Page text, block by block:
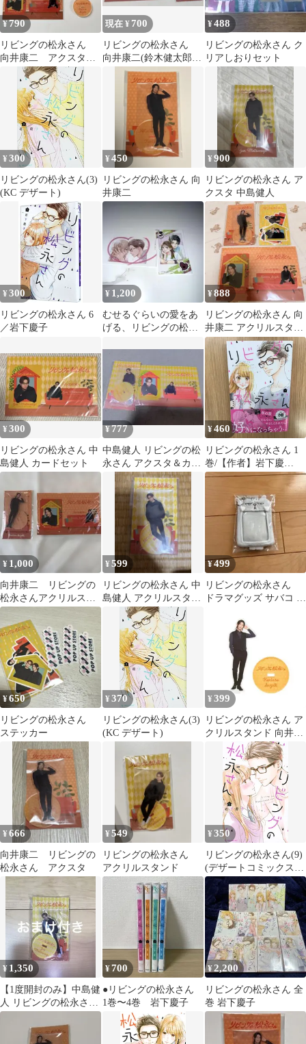
¥790
リビングの松永さん
向井康二 アクスタ&
クリアカード
現在 ¥ 700
リビングの松永さん
向井康二(鈴木健太郎)
アクリルスタンド カ
¥488
リビングの松永さん ク
リアしおりセット
¥300
リビングの松永さん(3)
(KC デザート)
¥450
リビングの松永さん 向
井康二
¥900
リビングの松永さん ア
クスタ 中島健人
¥300
リビングの松永さん 6
／岩下慶子
¥ 1,200
むせるぐらいの愛をあ
げる、リビングの松永
¥888
リビングの松永さん 向
井康二 アクリルスタン
ド ステッカー
¥300
リビングの松永さん 中
島健人 カードセット
¥777
中島健人 リビングの松
永さん アクスタ＆カー
ドセット
¥460
リビングの松永さん 1
巻/【作者】岩下慶
子/GF-0226052645-
¥ 1,000
向井康二 リビングの
松永さんアクリルスタ
ンド
¥599
リビングの松永さん 中
島健人 アクリルスタン
¥499
リビングの松永さん
ドラマグッズ サバコ カ
¥650
リビングの松永さん
ステッカー
¥370
リビングの松永さん(3)
(KC デザート)
¥ 399
リビングの松永さん ア
クリルスタンド 向井康
¥666
向井康二 リビングの
松永さん アクスタ
¥549
リビングの松永さん
アクリルスタンド
¥350
リビングの松永さん(9)
(デザートコミックス)
／岩下 慶子
¥ 1,350
【1度開封のみ】中島健
人 リビングの松永さん
アクスタ
¥700
●リビングの松永さん
1巻〜4巻 岩下慶子
¥2,200
リビングの松永さん 全
巻 岩下慶子